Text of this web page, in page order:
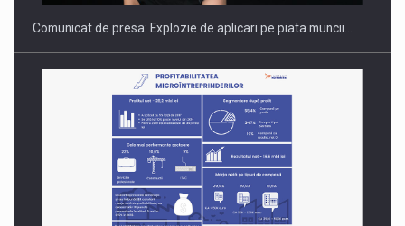
Comunicat de presa: Explozie de aplicari pe piata muncii…